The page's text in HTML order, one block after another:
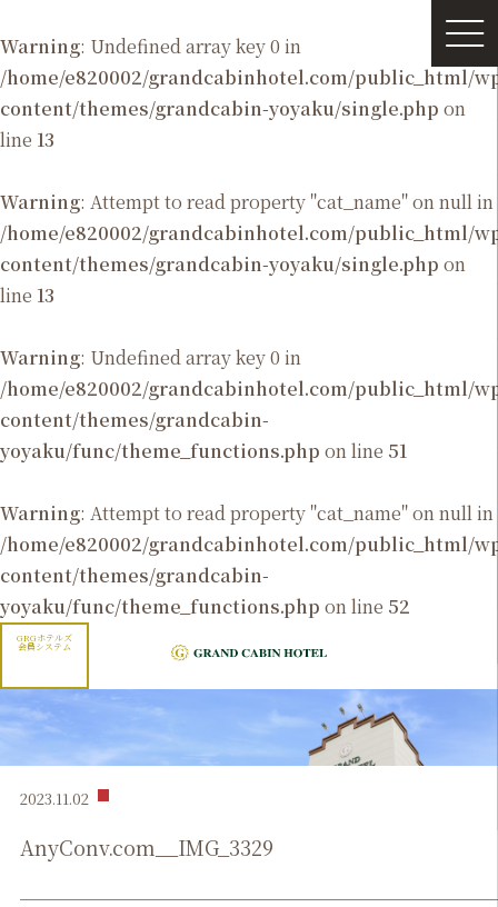
Warning: Undefined array key 0 in
/home/e820002/grandcabinhotel.com/public_html/
content/themes/grandcabin-yoyaku/single.php on
line 13
Warning: Attempt to read property "cat_name" on null in
/home/e820002/grandcabinhotel.com/public_html/
content/themes/grandcabin-yoyaku/single.php on
line 13
Warning: Undefined array key 0 in
/home/e820002/grandcabinhotel.com/public_html/
content/themes/grandcabin-
yoyaku/func/theme_functions.php on line 51
Warning: Attempt to read property "cat_name" on null in
/home/e820002/grandcabinhotel.com/public_html/
content/themes/grandcabin-
yoyaku/func/theme_functions.php on line 52
GRGホテルズ
会員システム
2023.11.02
AnyConv.com__IMG_3329